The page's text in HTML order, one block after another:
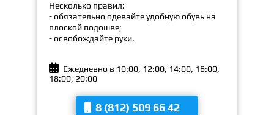
8 (812) 509 66 42
Несколько правил:
- обязательно одевайте удобную обувь на
плоской подошве;
- освобождайте руки.
 Ежедневно в 10:00, 12:00, 14:00, 16:00,
18:00, 20:00